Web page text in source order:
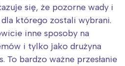
się, że pozorne wady i
którego zostali wybrani.
inne sposoby na
i tylko jako drużyna
To bardzo ważne przesłanie